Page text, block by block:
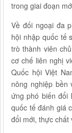
trong giai đoạn
Về đối ngoại đa
hội nhập quốc tế
trò thành viên
cơ chế liên nghị
Quốc hội Việt
nông nghiệp bền
ứng phó biến đổi
quốc tế đánh giá
đổi mới, thực chất